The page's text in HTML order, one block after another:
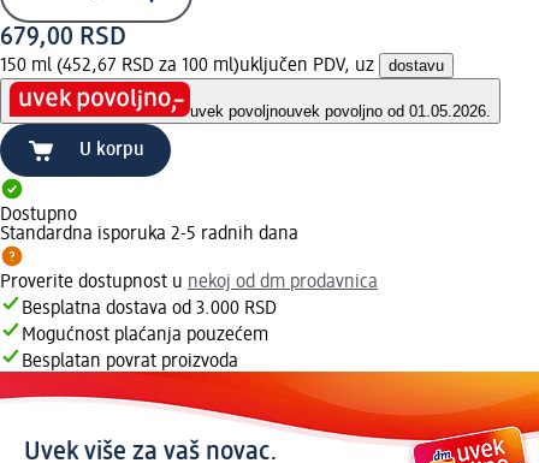
679,00 RSD
150 ml (452,67 RSD za 100 ml)uključen PDV, uz dostavu
uvek povoljnouvek povoljno od 01.05.2026.
U korpu
Dostupno
Standardna isporuka 2-5 radnih dana
Proverite dostupnost u nekoj od dm prodavnica
Besplatna dostava od 3.000 RSD
Mogućnost plaćanja pouzećem
Besplatan povrat proizvoda
Uvek više za vaš novac.